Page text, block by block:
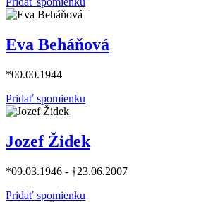
Eva Beháňová
*00.00.1944
Pridať spomienku
Jozef Židek
*09.03.1946 - †23.06.2007
Pridať spomienku